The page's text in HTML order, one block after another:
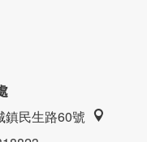
鎮民生路60號